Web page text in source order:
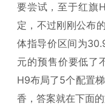
要尝试，至于红旗
定，不过刚刚公布
体指导价区间为
元的预售价要低了
H9布局了5个配置
香，答案就在下面的